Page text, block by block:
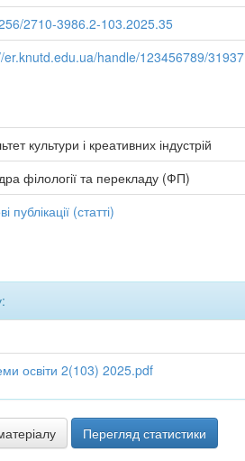
2710-3986.2-103.2025.35
er.knutd.edu.ua/handle/123456789/31937
культури і креативних індустрій
філології та перекладу (ФП)
публікації (статті)
освіти 2(103) 2025.pdf
Перегляд статистики